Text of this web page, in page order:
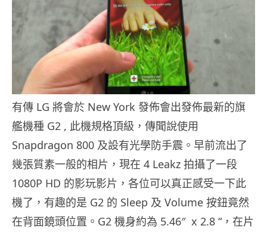
有傳 LG 將會於 New York 發佈會出發佈最新的旗
艦機種 G2 , 此機規格頂級，傳聞說使用
Snapdragon 800 及設有光學防手震。早前流出了
幾張質素一般的相片，現在 4 Leakz 拍攝了一段
1080P HD 的影玩影片，各位可以真正感受一下此
機了，有趣的是 G2 的 Sleep 及 Volume 按鈕竟然
在背面鏡頭位置。G2 機身約為 5.46″ x 2.8 “，在片